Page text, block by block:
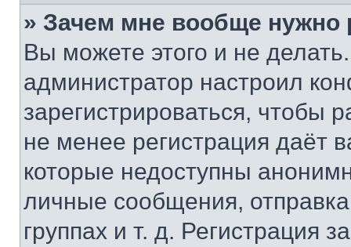
» Зачем мне вообще нужно
Вы можете этого и не
администратор настроил
зарегистрироваться, чтобы
не менее регистрация даёт
которые недоступны
личные сообщения,
группах и т. д. Регистрация